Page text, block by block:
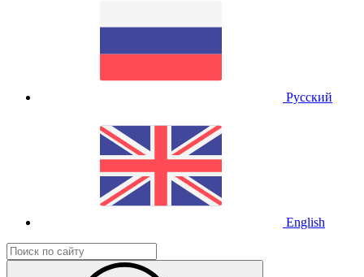
Русский
English